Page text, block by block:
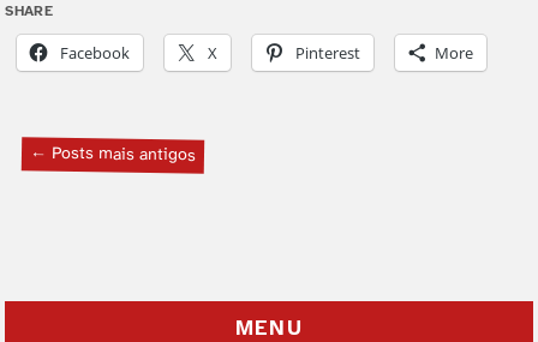
SHARE
Facebook X Pinterest More
← Posts mais antigos
MENU